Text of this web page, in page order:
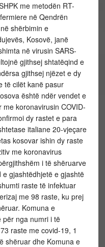
me metodën RT-
në Qendrën
shërbimin e
Kosovë, janë
në virusin SARS-
gjithsej shtatëqind e
gjithsej njëzet e dy
të cilët kanë pasur
është ndër vendet e
koronavirusin COVID-
dy rastet e para
italiane 20-vjeçare
kosovar ishin dy raste
me koronavirus
i të shëruarve
gjashtëdhjetë e gjashtë
raste të infektuar
me 98 raste, ku prej
Komuna e
për nga numri i të
raste me covid-19, 1
shëruar dhe Komuna e